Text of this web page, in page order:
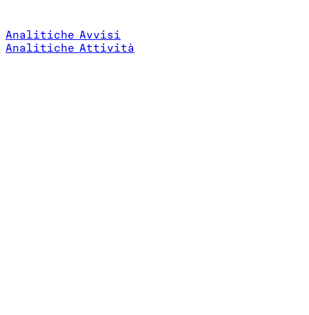
Analitiche Avvisi
Analitiche Attività